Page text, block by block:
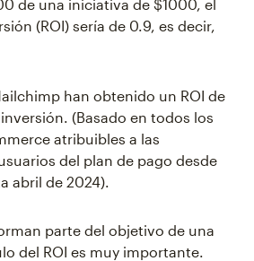
de una iniciativa de $1000, el
(ROI) sería de 0.9, es decir,
han obtenido un ROI de
(Basado en todos los
atribuibles a las
del plan de pago desde
abril de 2024).
parte del objetivo de una
del ROI es muy importante.